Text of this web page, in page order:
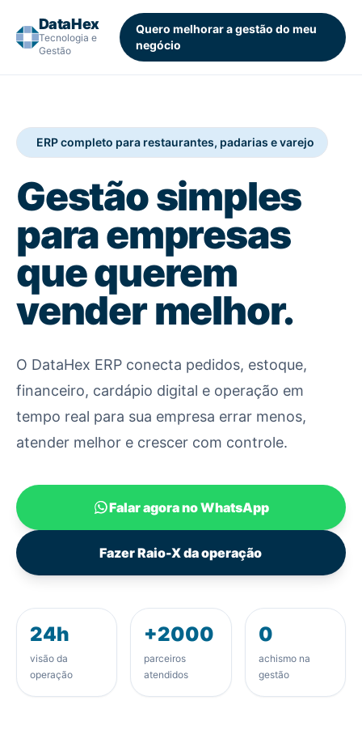
DataHex
Tecnologia e
Gestão
Quero melhorar a gestão do meu
negócio
ERP completo para restaurantes, padarias e varejo
Gestão simples
para empresas
que querem
vender melhor.
O DataHex ERP conecta pedidos, estoque,
financeiro, cardápio digital e operação em
tempo real para sua empresa errar menos,
atender melhor e crescer com controle.
Falar agora no WhatsApp
Fazer Raio-X da operação
24h
visão da
operação
+2000
parceiros
atendidos
0
achismo na
gestão